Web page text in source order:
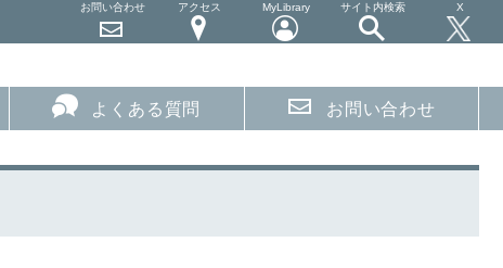
お問い合わせ アクセス MyLibrary サイト内検索 X
よくある質問 お問い合わせ